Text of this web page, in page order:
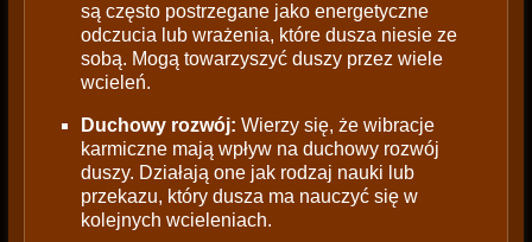
są często postrzegane jako energetyczne
odczucia lub wrażenia, które dusza niesie ze
sobą. Mogą towarzyszyć duszy przez wiele
wcieleń.
Duchowy rozwój: Wierzy się, że wibracje
karmiczne mają wpływ na duchowy rozwój
duszy. Działają one jak rodzaj nauki lub
przekazu, który dusza ma nauczyć się w
kolejnych wcieleniach.